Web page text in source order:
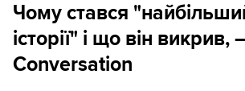
Чому стався
історії" і що він викрив,
Conversation